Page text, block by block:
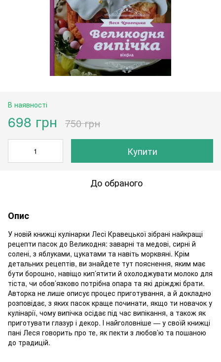
В наявності
698 грн 750 грн
Купити
До обраного
Опис
У новій книжці кулінарки Лесі Кравецької зібрані найкращі
рецепти пасок до Великодня: заварні та медові, сирні й
солені, з яблуками, цукатами та навіть морквяні. Крім
детальних рецептів, ви знайдете тут пояснення, яким має
бути борошно, навіщо кип’ятити й охолоджувати молоко для
тіста, чи обов’язково потрібна опара та які дріжджі брати.
Авторка не лише описує процес приготування, а й докладно
розповідає, з яких пасок краще починати, якщо ти новачок у
кулінарії, чому випічка осідає під час випікання, а також як
приготувати глазур і декор. І найголовніше — у своїй книжці
пані Леся говорить про те, як пекти з любов’ю та пошаною
до традицій.